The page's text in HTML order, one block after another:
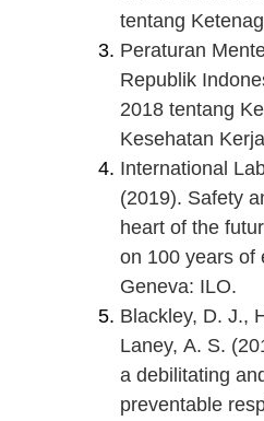
tentang
Peraturan
Republik
2018 tentang
Kesehatan
International
(2019). Safety
heart of the
on 100 years of
Geneva: ILO.
Blackley, D. J.,
Laney, A. S.
a debilitating
preventable